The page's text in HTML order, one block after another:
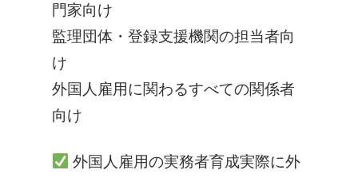
門家向け
監理団体・登録支援機関の担当者向
け
外国人雇用に関わるすべての関係者
向け
外国人雇用の実務者育成実際に外